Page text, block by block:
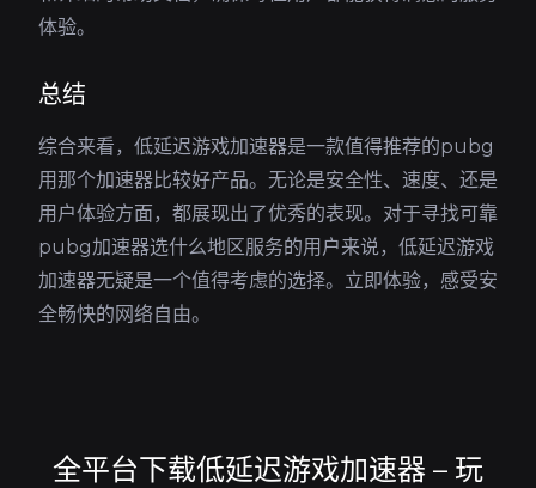
体验。
总结
综合来看，低延迟游戏加速器是一款值得推荐的pubg
用那个加速器比较好产品。无论是安全性、速度、还是
用户体验方面，都展现出了优秀的表现。对于寻找可靠
pubg加速器选什么地区服务的用户来说，低延迟游戏
加速器无疑是一个值得考虑的选择。立即体验，感受安
全畅快的网络自由。
全平台下载低延迟游戏加速器 – 玩